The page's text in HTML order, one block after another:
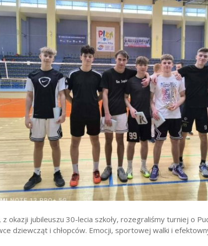
pracowników
z budżetu państwa
z okazji jubileuszu 30-lecia szkoły, rozegraliśmy turniej o
dziewcząt i chłopców. Emocji, sportowej walki i